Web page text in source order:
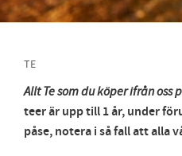
TE
Allt Te som du köper ifrån
teer är upp till 1 år, under
påse, notera i så fall att alla